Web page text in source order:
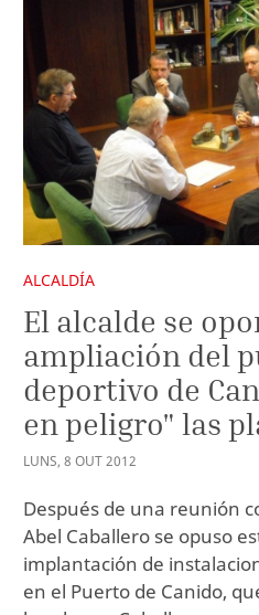
ALCALDÍA
El alcalde se
ampliación del
deportivo de
en peligro" las
LUNS, 8 OUT2012
Después de una reunión
Abel Caballero se opuso
implantación de
en el Puerto de Canido,